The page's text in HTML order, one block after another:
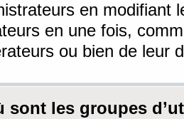
en modifiant
en une fois,
ou bien de leur
sont les groupes